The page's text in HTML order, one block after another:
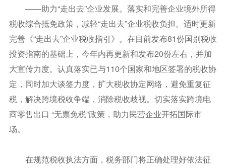
——助力“走出去”企业发展。落实和完善企业境外所得
税收综合抵免政策，减轻“走出去”企业税收负担。适时更新
完善《“走出去”企业税收指引》。在目前发布81份国别税收
投资指南的基础上，今年内再更新和发布20份左右，并加
大宣传力度。认真落实已与110个国家和地区签署的税收协
定，同时加大谈签力度，扩大税收协定网络，避免重复征
税，解决跨境税收争端，消除税收歧视。切实落实跨境电
商零售出口 “无票免税”政策，助力民营企业开拓国际市
场。
在规范税收执法方面，税务部门将正确处理好依法征